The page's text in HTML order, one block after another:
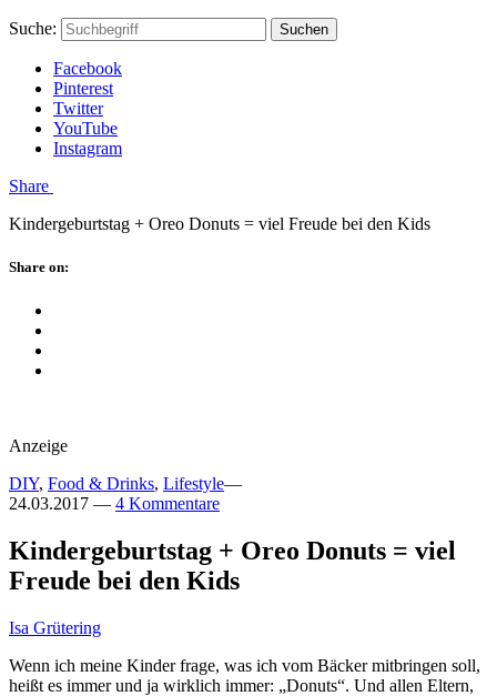
Skip
content
Hauptstadtmutti
Schließen
Search
Schließen
Suche: Suchen
Facebook
Pinterest
Twitter
YouTube
Instagram
Menü
Share
Kindergeburtstag + Oreo Donuts = viel Freude bei den Kids
Schließen
Share on:
Anzeige
DIY, Food & Drinks, Lifestyle—
24.03.2017 — 4 Kommentare
Kindergeburtstag + Oreo Donuts = viel
Freude bei den Kids
Isa Grütering
Wenn ich meine Kinder frage, was ich vom Bäcker mitbringen soll,
heißt es immer und ja wirklich immer: „Donuts“. Und allen Eltern,